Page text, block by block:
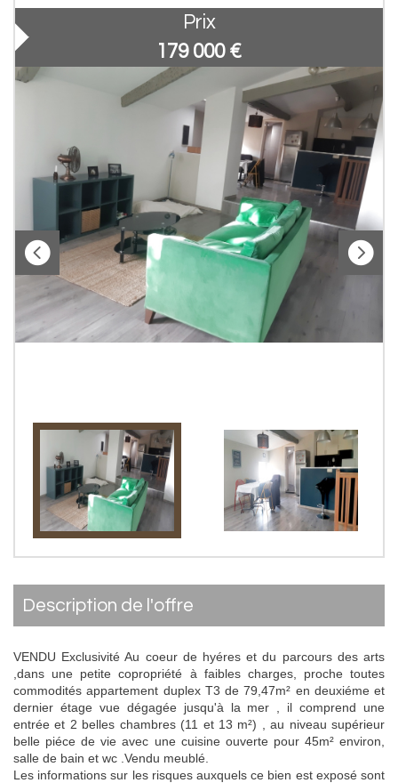
Prix
179 000 €
description de l'offre
VENDU Exclusivité Au coeur de hyéres et du parcours des arts
,dans une petite copropriété à faibles charges, proche toutes
commodités appartement duplex T3 de 79,47m² en deuxiéme et
dernier étage vue dégagée jusqu'à la mer , il comprend une
entrée et 2 belles chambres (11 et 13 m²) , au niveau supérieur
belle piéce de vie avec une cuisine ouverte pour 45m² environ,
salle de bain et wc .Vendu meublé.
Les informations sur les risques auxquels ce bien est exposé sont